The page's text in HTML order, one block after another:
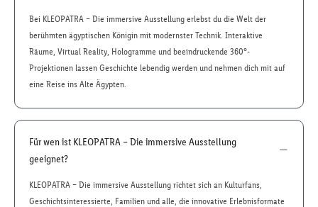
Bei KLEOPATRA – Die immersive Ausstellung erlebst du die Welt der
berühmten ägyptischen Königin mit modernster Technik. Interaktive
Räume, Virtual Reality, Hologramme und beeindruckende 360°-
Projektionen lassen Geschichte lebendig werden und nehmen dich mit auf
eine Reise ins Alte Ägypten.
Für wen ist KLEOPATRA – Die immersive Ausstellung
geeignet?
KLEOPATRA – Die immersive Ausstellung richtet sich an Kulturfans,
Geschichtsinteressierte, Familien und alle, die innovative Erlebnisformate